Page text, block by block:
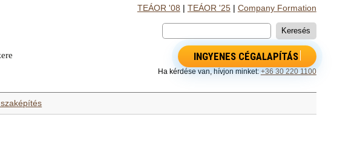
TEÁOR '08 TEÁOR '25| Company Formation
INGYENES CÉGALAPÍTÁS
Ha kérdése van, hívjon minket: +36 30 220 1100